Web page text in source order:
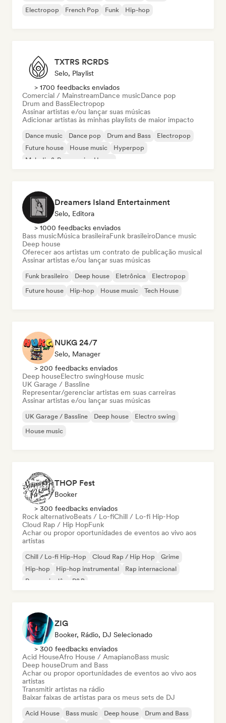
Electropop
French Pop Funk Hip-hop
TXTRS RCRDS
Selo, Playlist
> 1700 feedbacks enviados
Comercial / MainstreamDance musicDance pop
Drum and BassElectropop
Assinar artistas e/ou lançar suas músicas
Adicionar artistas às minhas playlists de maior impacto
Dance music Dance pop Drum and Bass
Electropop
Future house
House music
Hyperpop
Melodic & Progressive House
Dreamers Island Entertainment
Selo, Editora
> 1000 feedbacks enviados
Bass musicMúsica brasileiraFunk brasileiroDance music
Deep house
Oferecer aos artistas um contrato de publicação musical
Assinar artistas e/ou lançar suas músicas
Funk brasileiro Deep house Eletrônica
Electropop
Future house
Hip-hop House music Tech House
NUKG 24/7
Selo, Manager
> 200 feedbacks enviados
Deep houseElectro swingHouse music
UK Garage / Bassline
Representar/gerenciar artistas em suas carreiras
Assinar artistas e/ou lançar suas músicas
UK Garage / Bassline Deep house
Electro swing
House music
THOP Fest
Booker
> 300 feedbacks enviados
Rock alternativoBeats / Lo-fiChill / Lo-fi Hip-Hop
Cloud Rap / Hip HopFunk
Achar ou propor oportunidades de eventos ao vivo aos
artistas
Chill / Lo-fi Hip-Hop Cloud Rap / Hip Hop
Grime
Hip-hop
Hip-hop instrumental
Rap internacional
Rap em inglês
R&B
ZIG
Booker, Rádio, DJ Selecionado
> 300 feedbacks enviados
Acid HouseAfro House / AmapianoBass music
Deep houseDrum and Bass
Achar ou propor oportunidades de eventos ao vivo aos
artistas
Transmitir artistas na rádio
Baixar faixas de artistas para os meus sets de DJ
Acid House Bass music Deep house
Drum and Bass